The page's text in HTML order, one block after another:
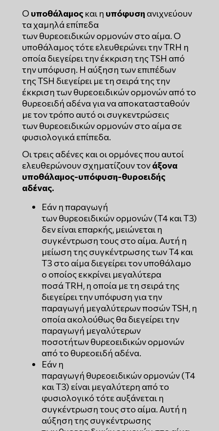
Ο υποθάλαμοςκαι η υπόφυση ανιχνεύουν
τα χαμηλά επίπεδα
των θυρεοειδικών ορμονών στο αίμα. Ο
υποθάλαμος τότε ελευθερώνει την TRH η
οποία διεγείρει την έκκριση της TSH από
την υπόφυση. Η αύξηση των επιπέδων
της TSH διεγείρει με τη σειρά της την
έκκριση των θυρεοειδικών ορμονών από το
θυρεοειδή αδένα για να αποκατασταθούν
με τον τρόπο αυτό οι συγκεντρώσεις
των θυρεοειδικών ορμονών στο αίμα σε
φυσιολογικά επίπεδα.
Οι τρεις αδένες και οι ορμόνες που αυτοί
ελευθερώνουν σχηματίζουν τονάξονα
υποθάλαμος-υπόφυση-θυροειδής
αδένας.
Εάν η παραγωγή
των θυρεοειδικών ορμονών (Τ4 και Τ3)
δεν είναι επαρκής, μειώνεται η
συγκέντρωση τους στο αίμα. Αυτή η
μείωση της συγκέντρωσης των Τ4 και
Τ3 στο αίμα διεγείρει τον υποθάλαμο
ο οποίος εκκρίνει μεγαλύτερα
ποσά TRH, η οποία με τη σειρά της
διεγείρει την υπόφυση για την
παραγωγή μεγαλύτερων ποσών TSH, η
οποία ακολούθως θα διεγείρει την
παραγωγή μεγαλύτερων
ποσοτήτων θυρεοειδικών ορμονών
από το θυρεοειδή αδένα.
Εάν η
παραγωγή θυρεοειδικών ορμονών (Τ4
και Τ3) είναι μεγαλύτερη από το
φυσιολογικό τότε αυξάνεται η
συγκέντρωση τους στο αίμα. Αυτή η
αύξηση της συγκέντρωσης